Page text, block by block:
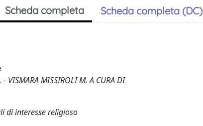
Scheda completa Scheda completa (DC)
- VISMARA MISSIROLI M. A CURA DI
di interesse religioso